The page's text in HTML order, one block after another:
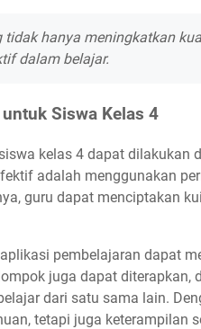
tidak hanya meningkatkan
dalam belajar.
Siswa Kelas 4
kelas 4 dapat dilakukan
adalah menggunakan
guru dapat menciptakan
pembelajaran dapat
juga dapat diterapkan,
dari satu sama lain.
tetapi juga keterampilan